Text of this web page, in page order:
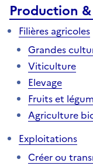
Production
Filières agricoles
Grandes
Viticulture
Elevage
Fruits et
Agriculture
Exploitations
Créer ou